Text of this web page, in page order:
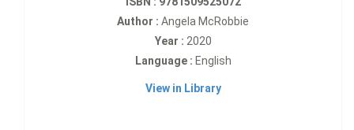
Author : Angela McRobbie
Year : 2020
Language : English
View in Library